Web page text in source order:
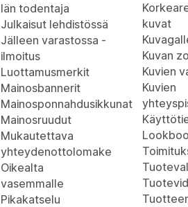
Iän todentaja
Julkaisut lehdistössä
Jälleen varastossa -
ilmoitus
Luottamusmerkit
Mainosbannerit
Mainosponnahdusikkunat
Mainosruudut
Mukautettava
yhteydenottolomake
Oikealta
vasemmalle
Pikakatselu
kuvat
Kuvan
Kuvien
Kuvien